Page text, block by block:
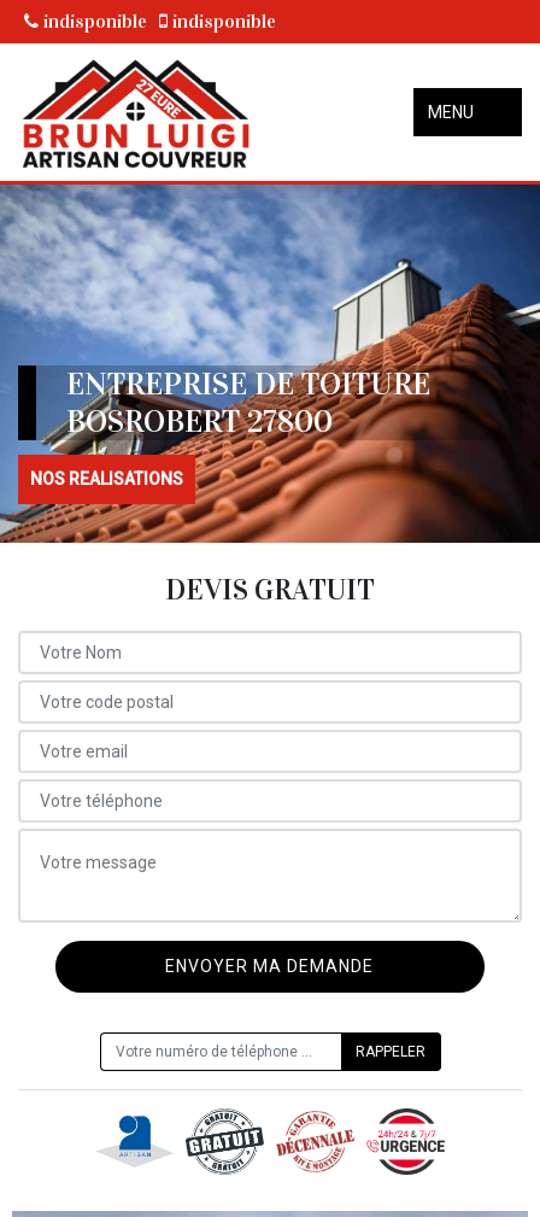
indisponible indisponible
MENU
ENTREPRISE DE TOITURE
BOSROBERT 27800
NOS REALISATIONS
DEVIS GRATUIT